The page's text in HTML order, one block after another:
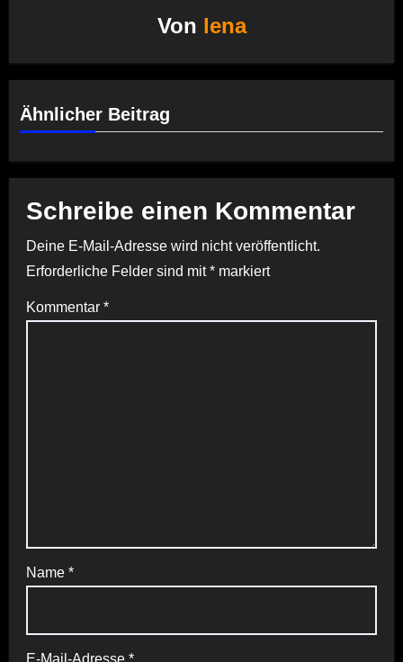
Von lena
Ähnlicher Beitrag
Schreibe einen Kommentar
Deine E-Mail-Adresse wird nicht veröffentlicht.
Erforderliche Felder sind mit*markiert
Kommentar *
Name *
E-Mail-Adresse *